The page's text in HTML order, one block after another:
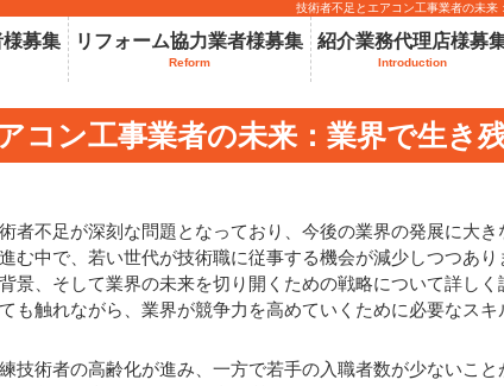
技術者不足とエアコン工事業者の未来
募集 リフォーム協力業者様募集
Reform
紹介業務代理店様募
Introduction
コン工事業者の未来：業界で生き
者不足が深刻な問題となっており、今後の業界の発展に大き
む中で、若い世代が技術職に従事する機会が減少しつつあ
景、そして業界の未来を切り開くための戦略について詳し
も触れながら、業界が競争力を高めていくために必要なスキ
技術者の高齢化が進み、一方で若手の入職者数が少ないこ